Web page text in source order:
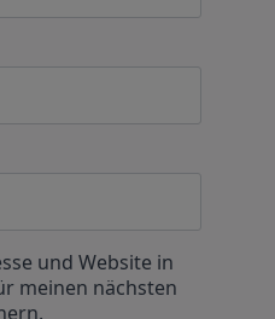
und Website in
meinen nächsten